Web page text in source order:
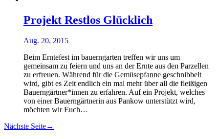
Projekt Restlos Glücklich
Aug. 20, 2015
Beim Erntefest im bauerngarten treffen wir uns um
gemeinsam zu feiern und uns an der Ernte aus den Parzellen
zu erfreuen. Während für die Gemüsepfanne geschnibbelt
wird, gibt es Zeit endlich ein mal mehr über all die fleißigen
Bauerngärtner*innen zu erfahren. Auf ein Projekt, welches
von einer Bauerngärtnerin aus Pankow unterstützt wird,
möchten wir Euch…
Nächste Seite→